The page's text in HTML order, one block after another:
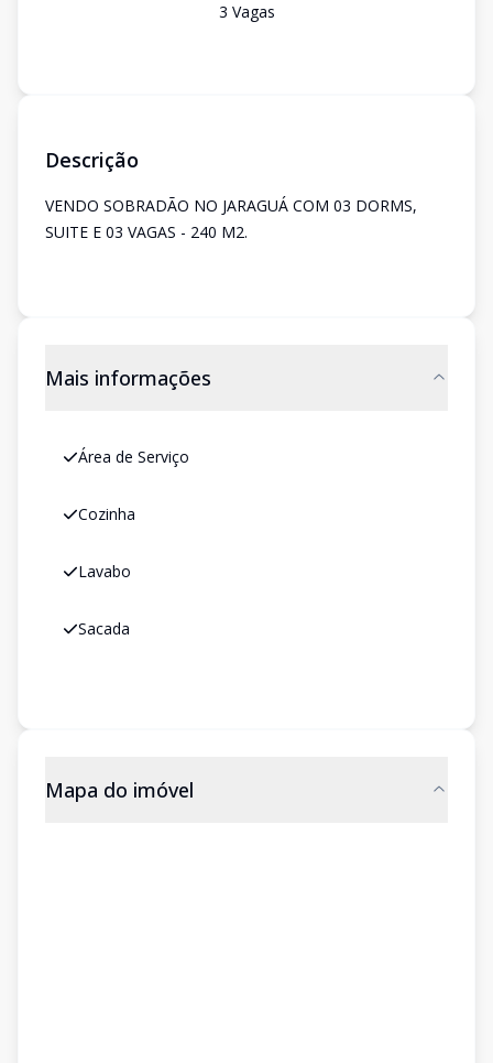
3 Vagas
Descrição
VENDO SOBRADÃO NO JARAGUÁ COM 03 DORMS,
SUITE E 03 VAGAS - 240 M2.
Mais informações
Área de Serviço
Cozinha
Lavabo
Sacada
Mapa do imóvel